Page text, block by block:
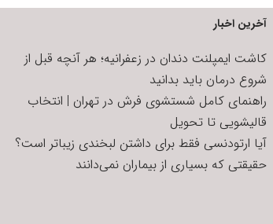
آخرین اخبار
کاشت ایمپلنت دندان در زعفرانیه؛ هر آنچه قبل از
شروع درمان باید بدانید
راهنمای کامل شستشوی فرش در تهران | انتخاب
قالیشویی تا تحویل
آیا ارتودنسی فقط برای داشتن لبخندی زیباتر است؟
حقیقتی که بسیاری از بیماران نمی‌دانند